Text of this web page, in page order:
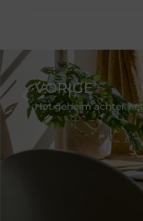
VORIGE